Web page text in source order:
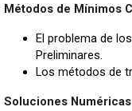
Métodos de Mínimos
El problema de
Preliminares.
Los métodos de
Soluciones